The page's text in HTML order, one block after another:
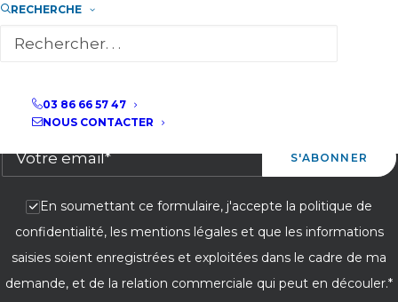
RECHERCHE
03 86 66 57 47
NOUS CONTACTER
ABONNEZ-VOUS À NOTRE NEWSLETTER
En soumettant ce formulaire, j'accepte la politique de
confidentialité, les mentions légales et que les informations
saisies soient enregistrées et exploitées dans le cadre de ma
demande, et de la relation commerciale qui peut en découler.*